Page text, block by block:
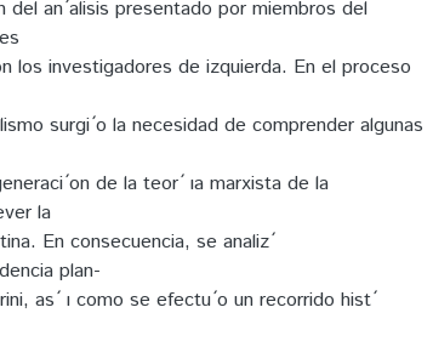
del an ́alisis presentado por miembros del
los investigadores de izquierda. En el proceso
surgi ́o la necesidad de comprender algunas
́on de la teor ́ ıa marxista de la
la
En consecuencia, se analiz
plan-
as ́ ı como se efectu ́o un recorrido hist